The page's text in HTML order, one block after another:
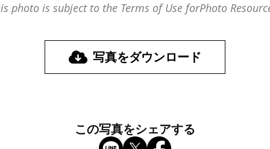
photo is subject to the Terms of Use forPhoto
写真をダウンロード
この写真をシェアする